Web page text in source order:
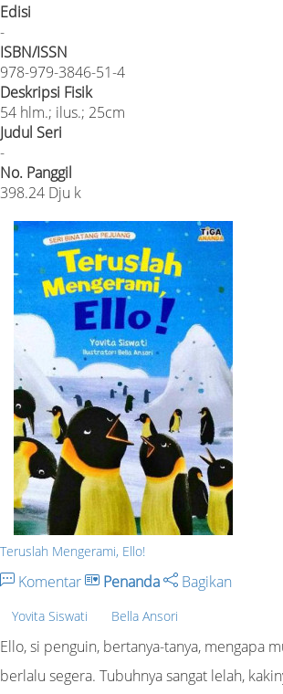
Edisi
-
ISBN/ISSN
978-979-3846-51-4
Deskripsi Fisik
54 hlm.; ilus.; 25cm
Judul Seri
-
No. Panggil
398.24 Dju k
Teruslah Mengerami, Ello!
Komentar Penanda Bagikan
Yovita Siswati Bella Ansori
Ello, si penguin, bertanya-tanya, mengapa
berlalu segera. Tubuhnya sangat lelah,